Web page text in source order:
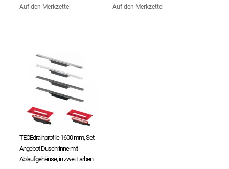
Auf den Merkzettel Auf den Merkzettel
TECEdrainprofile 1600 mm, Set-
Angebot Duschrinne mit
Ablaufgehäuse, in zwei Farben